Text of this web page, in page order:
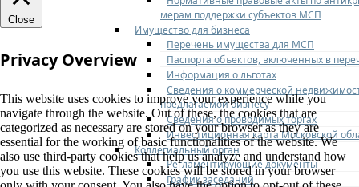
мерам поддержки субъектов МСП
Имущество для бизнеса
Перечень имущества для МСП
Паспорта объектов, включенных в
Информация о льготах
Сведения о коммерческой
предлагаемой бизнесу
Сведения о проводимых торгах
Инвестиционная карта Московской
Коллегиальный орган
Регламентирующие документы
График заседаний
Close
Privacy Overview
This website uses cookies to improve your experience while you
navigate through the website. Out of these, the cookies that are
categorized as necessary are stored on your browser as they are
essential for the working of basic functionalities of the website. We
also use third-party cookies that help us analyze and understand how
you use this website. These cookies will be stored in your browser